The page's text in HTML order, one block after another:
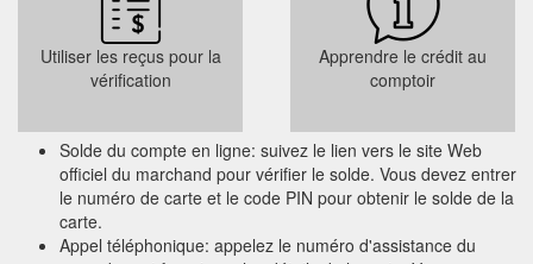
Utiliser les reçus pour la
vérification
Apprendre le crédit au
comptoir
Solde du compte en ligne: suivez le lien vers le site Web
officiel du marchand pour vérifier le solde. Vous devez entrer
le numéro de carte et le code PIN pour obtenir le solde de la
carte.
Appel téléphonique: appelez le numéro d'assistance du